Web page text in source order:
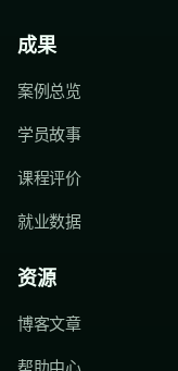
成果
案例总览
学员故事
课程评价
就业数据
资源
博客文章
帮助中心